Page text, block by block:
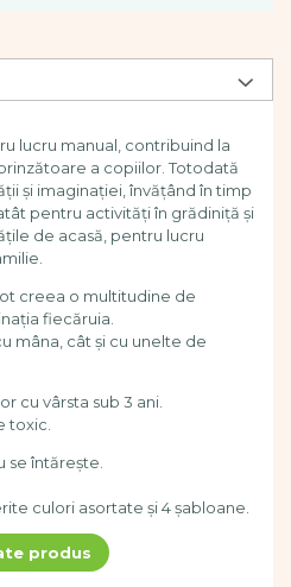
lucru manual, contribuind la
a copiilor. Totodată
și imaginației, învățând în timp
pentru activități în grădiniță și
de acasă, pentru lucru
creea o multitudine de
fiecăruia.
mâna, cât și cu unelte de
cu vârsta sub 3 ani.
toxic.
se întărește.
culori asortate și 4 șabloane.
produs